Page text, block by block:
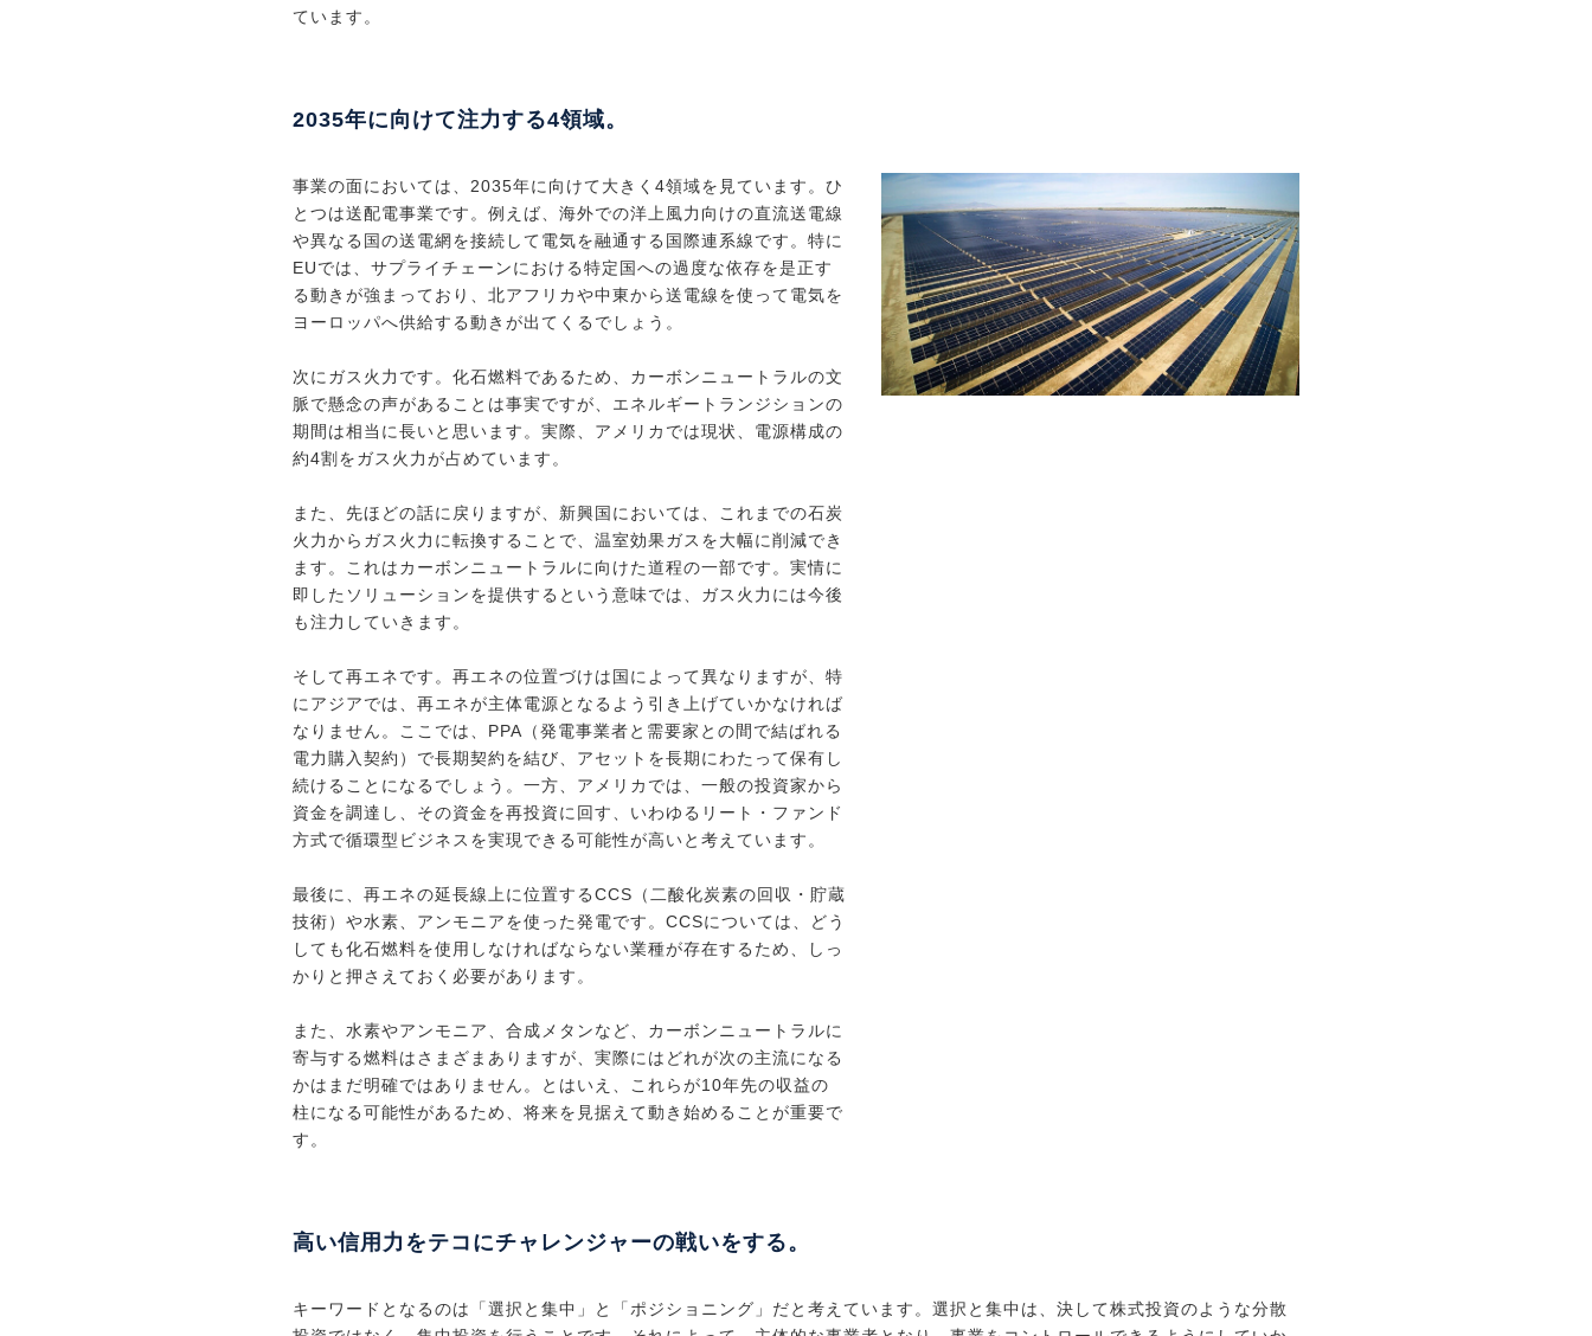
ています。
2035年に向けて注力する4領域。
事業の面においては、2035年に向けて大きく4領域を見ています。ひ
とつは送配電事業です。例えば、海外での洋上風力向けの直流送電線
や異なる国の送電網を接続して電気を融通する国際連系線です。特に
EUでは、サプライチェーンにおける特定国への過度な依存を是正す
る動きが強まっており、北アフリカや中東から送電線を使って電気を
ヨーロッパへ供給する動きが出てくるでしょう。
次にガス火力です。化石燃料であるため、カーボンニュートラルの文
脈で懸念の声があることは事実ですが、エネルギートランジションの
期間は相当に長いと思います。実際、アメリカでは現状、電源構成の
約4割をガス火力が占めています。
また、先ほどの話に戻りますが、新興国においては、これまでの石炭
火力からガス火力に転換することで、温室効果ガスを大幅に削減でき
ます。これはカーボンニュートラルに向けた道程の一部です。実情に
即したソリューションを提供するという意味では、ガス火力には今後
も注力していきます。
そして再エネです。再エネの位置づけは国によって異なりますが、特
にアジアでは、再エネが主体電源となるよう引き上げていかなければ
なりません。ここでは、PPA（発電事業者と需要家との間で結ばれる
電力購入契約）で長期契約を結び、アセットを長期にわたって保有し
続けることになるでしょう。一方、アメリカでは、一般の投資家から
資金を調達し、その資金を再投資に回す、いわゆるリート・ファンド
方式で循環型ビジネスを実現できる可能性が高いと考えています。
最後に、再エネの延長線上に位置するCCS（二酸化炭素の回収・貯蔵
技術）や水素、アンモニアを使った発電です。CCSについては、どう
しても化石燃料を使用しなければならない業種が存在するため、しっ
かりと押さえておく必要があります。
また、水素やアンモニア、合成メタンなど、カーボンニュートラルに
寄与する燃料はさまざまありますが、実際にはどれが次の主流になる
かはまだ明確ではありません。とはいえ、これらが10年先の収益の
柱になる可能性があるため、将来を見据えて動き始めることが重要で
す。
高い信用力をテコにチャレンジャーの戦いをする。
キーワードとなるのは「選択と集中」と「ポジショニング」だと考えています。選択と集中は、決して株式投資のような分散